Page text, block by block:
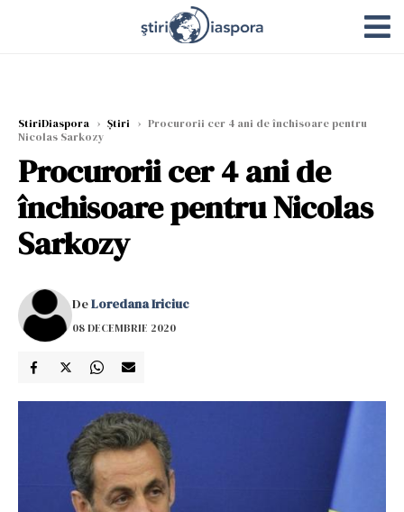
StiriDiaspora › Știri › Procurorii cer 4 ani de închisoare pentru
Nicolas Sarkozy
Procurorii cer 4 ani de
închisoare pentru Nicolas
Sarkozy
DeLoredana Iriciuc
08 DECEMBRIE 2020